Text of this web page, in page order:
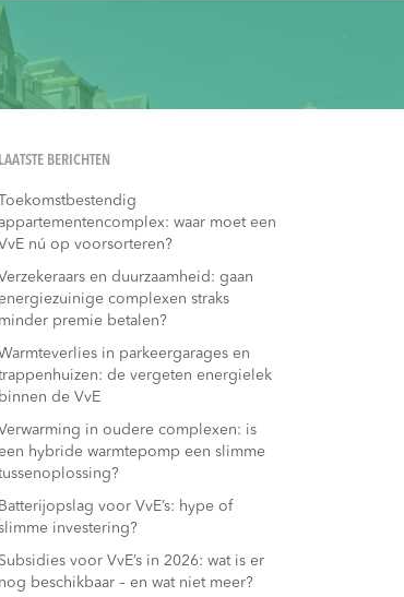
LAATSTE BERICHTEN
Toekomstbestendig
appartementencomplex: waar moet een
nú op voorsorteren?
en duurzaamheid: gaan
complexen straks
minder premie betalen?
in parkeergarages en
de vergeten energielek
binnen de VvE
in oudere complexen: is
hybride warmtepomp een slimme
Batterijopslag voor VvE’s: hype of
investering?
Subsidies voor VvE’s in 2026: wat is er
nog beschikbaar – en wat niet meer?